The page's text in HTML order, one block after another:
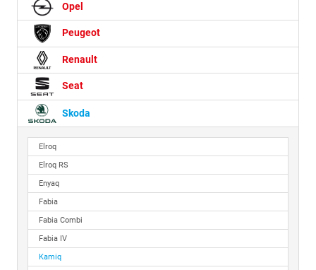
Opel
Peugeot
Renault
Seat
Skoda
Elroq
Elroq RS
Enyaq
Fabia
Fabia Combi
Fabia IV
Kamiq